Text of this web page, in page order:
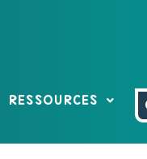
RESSOURCES